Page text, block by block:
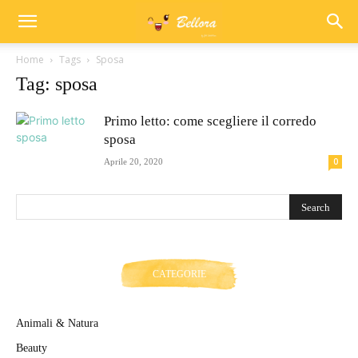
Home Tags Sposa
Tag: sposa
Primo letto: come scegliere il corredo
sposa
Aprile 20, 2020 0
CATEGORIE
Animali & Natura
Beauty